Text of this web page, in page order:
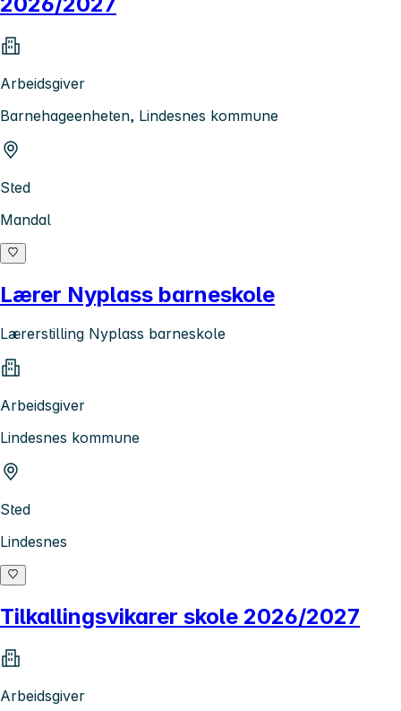
Arbeidsgiver
Barnehageenheten, Lindesnes kommune
Sted
Mandal
Lærer Nyplass barneskole
Lærerstilling Nyplass barneskole
Arbeidsgiver
Lindesnes kommune
Sted
Lindesnes
Tilkallingsvikarer skole 2026/2027
Arbeidsgiver